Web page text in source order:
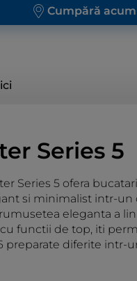
Cumpără acum
Series 5
Series 5 ofera
si minimalist intr-un
eleganta a
functii de top, iti
preparate diferite intr-